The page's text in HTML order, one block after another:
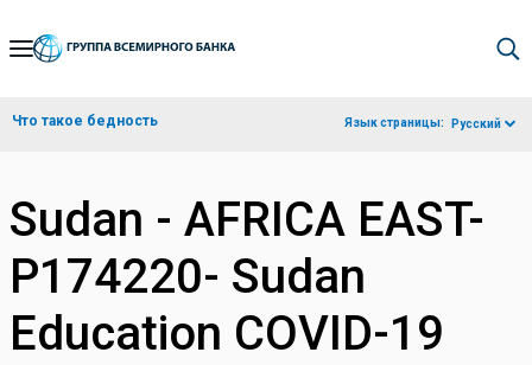
Skip
Navigation
Что такое бедность Язык страницы: Русский
Sudan - AFRICA EAST-
P174220- Sudan
Education COVID-19